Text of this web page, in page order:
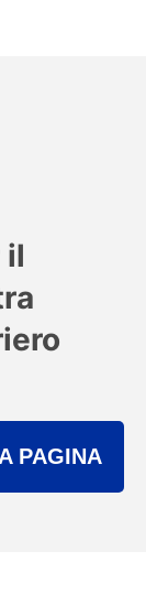
il
PAGINA